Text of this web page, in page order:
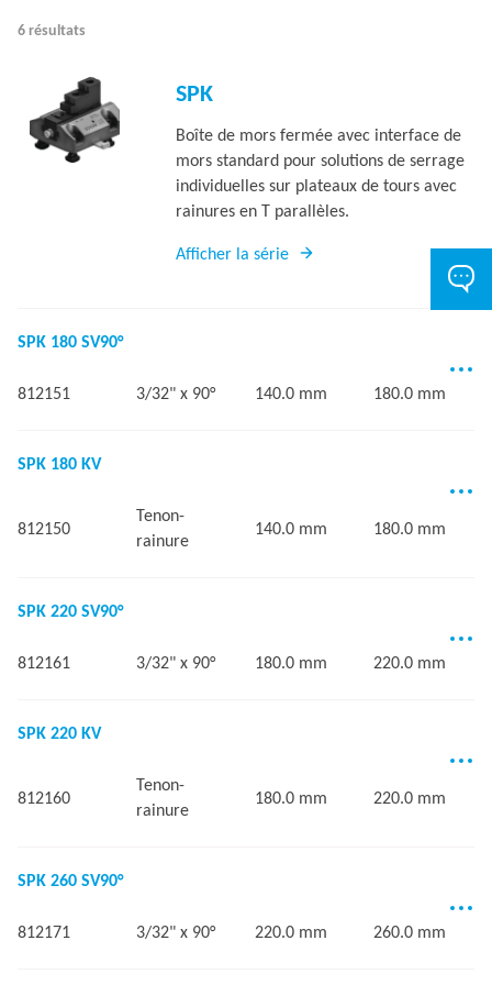
6 résultats
SPK
Boîte de mors fermée avec interface de
mors standard pour solutions de serrage
individuelles sur plateaux de tours avec
rainures en T parallèles.
Afficher la série
SPK 180 SV90°
812151 3/32" x 90° 140.0 mm 180.0 mm
SPK 180 KV
812150
Tenon-
rainure
140.0 mm 180.0 mm
SPK 220 SV90°
812161 3/32" x 90° 180.0 mm 220.0 mm
SPK 220 KV
812160
Tenon-
rainure
180.0 mm 220.0 mm
SPK 260 SV90°
812171 3/32" x 90° 220.0 mm 260.0 mm